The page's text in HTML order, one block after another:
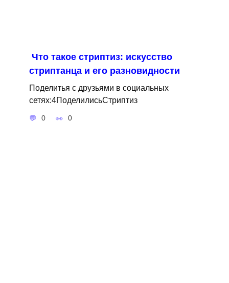
Что такое стриптиз: искусство
стриптанца и его разновидности
Поделитья с друзьями в социальных
сетях:4ПоделилисьСтриптиз
0 0